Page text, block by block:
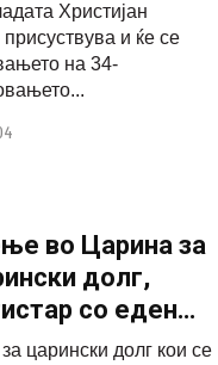
Христијан
и ќе се
на 34-
во Царина за
долг,
со еден
царински долг кои се